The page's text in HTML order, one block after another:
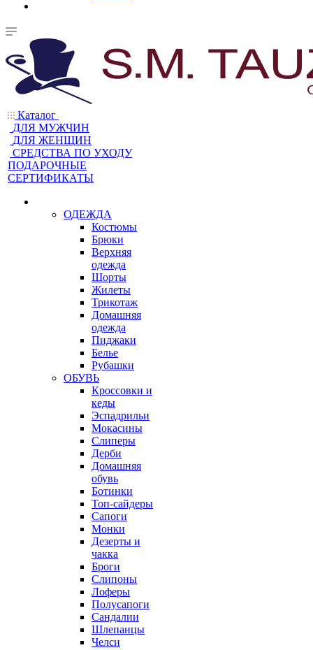
Каталог
ДЛЯ МУЖЧИН
ДЛЯ ЖЕНЩИН
CРЕДСТВА ПО УХОДУ
ПОДАРОЧНЫЕ
СЕРТИФИКАТЫ
ОДЕЖДА
Костюмы
Брюки
Верхняя
одежда
Шорты
Жилеты
Трикотаж
Домашняя
одежда
Пиджаки
Белье
Рубашки
ОБУВЬ
Кроссовки и
кеды
Эспадрильи
Мокасины
Слиперы
Дерби
Домашняя
обувь
Ботинки
Топ-сайдеры
Сапоги
Монки
Дезерты и
чакка
Броги
Слипоны
Лоферы
Полусапоги
Сандалии
Шлепанцы
Челси